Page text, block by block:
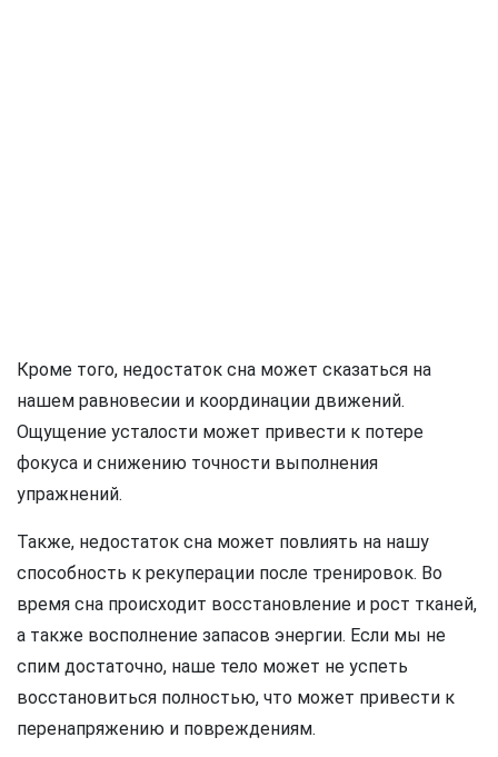
Кроме того, недостаток сна может сказаться на
нашем равновесии и координации движений.
Ощущение усталости может привести к потере
фокуса и снижению точности выполнения
упражнений.
Также, недостаток сна может повлиять на нашу
способность к рекуперации после тренировок. Во
время сна происходит восстановление и рост тканей,
а также восполнение запасов энергии. Если мы не
спим достаточно, наше тело может не успеть
восстановиться полностью, что может привести к
перенапряжению и повреждениям.